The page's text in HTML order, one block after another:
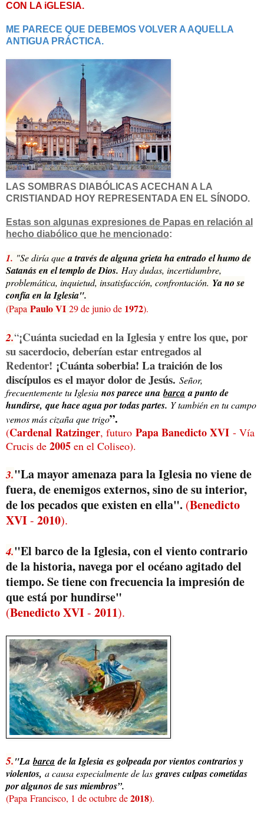
CON LA iGLESIA.
ME PARECE QUE DEBEMOS VOLVER A AQUELLA
ANTIGUA PRÁCTICA.
LAS SOMBRAS DIABÓLICAS ACECHAN A LA
CRISTIANDAD HOY REPRESENTADA EN EL SÍNODO.
Estas son algunas expresiones de Papas en relación al
hecho diabólico que he mencionado:
1. "Se diría quea través de alguna grieta ha entrado el humo de
Satanás en el templo de Dios. Hay dudas, incertidumbre,
problemática, inquietud, insatisfacción, confrontación. Ya no se
confía en la Iglesia".
(Papa Paulo VI 29 de junio de 1972).
2.“¡Cuánta suciedad en la Iglesia y entre los que, por
su sacerdocio, deberían estar entregados al
Redentor! ¡Cuánta soberbia! La traición de los
discípulos es el mayor dolor de Jesús. Señor,
frecuentemente tu Iglesia nos parece unabarcaa punto de
hundirse, que hace agua por todas partes. Y también en tu campo
vemos más cizaña que trigo”.
(Cardenal Ratzinger, futuro Papa Banedicto XVI - Vía
Crucis de 2005 en el Coliseo).
3."La mayor amenaza para la Iglesia no viene de
fuera, de enemigos externos, sino de su interior,
de los pecados que existen en ella". (Benedicto
XVI- 2010).
4."El barco de la Iglesia, con el viento contrario
de la historia, navega por el océano agitado del
tiempo. Se tiene con frecuencia la impresión de
que está por hundirse"
(Benedicto XVI- 2011).
5."Labarcade la Iglesia es golpeada por vientos contrarios y
violentos, a causa especialmente de las graves culpas cometidas
por algunos de sus miembros”.
(Papa Francisco, 1 de octubre de2018).